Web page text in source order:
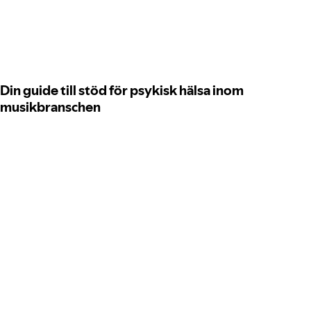
Din guide till stöd för psykisk hälsa inom
musikbranschen